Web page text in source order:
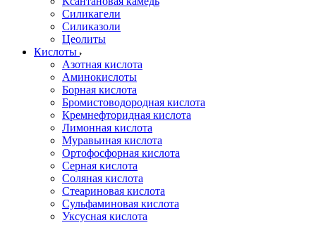
Силикагели
Силиказоли
Цеолиты
Кислоты
Азотная кислота
Аминокислоты
Борная кислота
Бромистоводородная кислота
Кремнефторидная кислота
Лимонная кислота
Муравьиная кислота
Ортофосфорная кислота
Серная кислота
Соляная кислота
Стеариновая кислота
Сульфаминовая кислота
Уксусная кислота